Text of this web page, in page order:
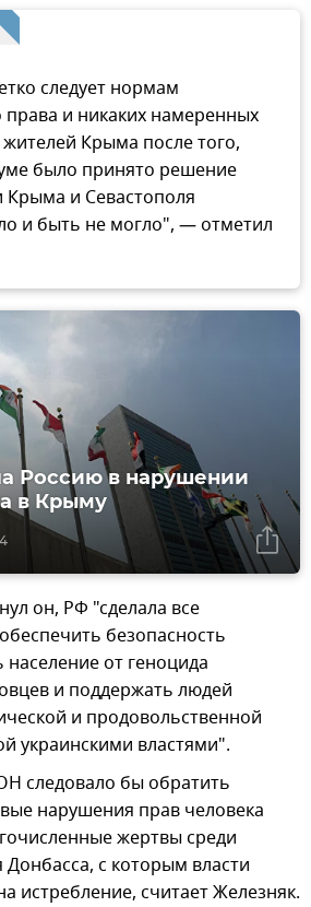
следует нормам
и никаких намеренных
Крыма после того,
было принято решение
Крыма и Севастополя
и быть не могло", — отметил
Россию в нарушении
в Крыму
он, РФ "сделала все
безопасность
от геноцида
и поддержать людей
и продовольственной
украинскими властями".
следовало бы обратить
нарушения прав человека
жертвы среди
с которым власти
истребление, считает Железняк.